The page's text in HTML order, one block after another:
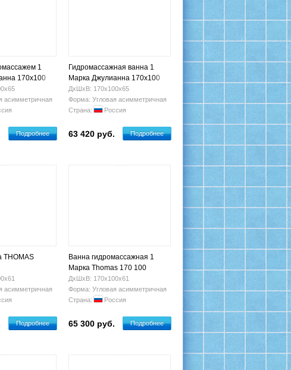
1
170х100
асимметричная
Подробнее
Гидромассажная ванна 1
Марка Джулианна 170х100
(левая)
ДхШхВ: 170х100х65
Форма: Угловая асимметричная
Страна:
Россия
63 420 руб. Подробнее
THOMAS
асимметричная
Подробнее
Ванна гидромассажная 1
Марка Thomas 170 100
(левая)
ДхШхВ: 170х100х61
Форма: Угловая асимметричная
Страна:
Россия
65 300 руб. Подробнее